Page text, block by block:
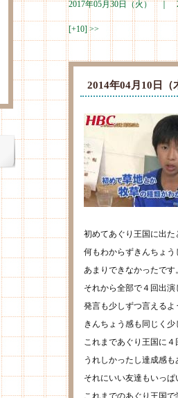
2017年05月30日（火） ｜
[+10]>>
2014年04月10日
初めてあぐり王国に出た
何もわからずきんちょう
あまりできなかったです。
それから全部で４回出演
発言も少しずつ言えるよ
きんちょう感も同じく少
これまであぐり王国に４
うれしかったし達成感も
それにいい友達もいっぱ
これまでのあぐり王国